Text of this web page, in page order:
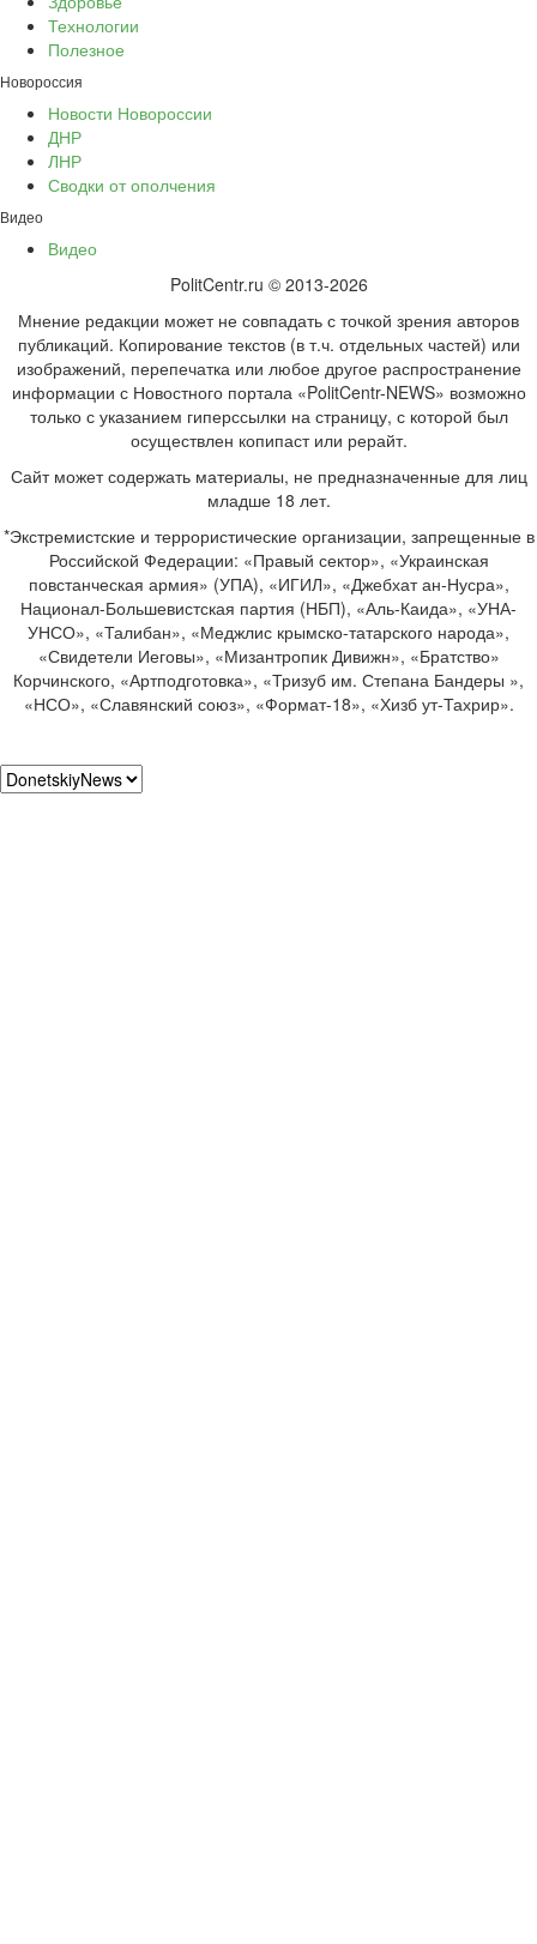
Технологии
Полезное
Новороссия
Новости Новороссии
ДНР
ЛНР
Сводки от ополчения
Видео
Видео
PolitCentr.ru © 2013-2026
Мнение редакции может не совпадать с точкой зрения авторов
публикаций. Копирование текстов (в т.ч. отдельных частей) или
изображений, перепечатка или любое другое распространение
информации с Новостного портала «PolitCentr-NEWS» возможно
только с указанием гиперссылки на страницу, с которой был
осуществлен копипаст или рерайт.
Сайт может содержать материалы, не предназначенные для лиц
младше 18 лет.
*Экстремистские и террористические организации, запрещенные в
Российской Федерации: «Правый сектор», «Украинская
повстанческая армия» (УПА), «ИГИЛ», «Джебхат ан-Нусра»,
Национал-Большевистская партия (НБП), «Аль-Каида», «УНА-
УНСО», «Талибан», «Меджлис крымско-татарского народа»,
«Свидетели Иеговы», «Мизантропик Дивижн», «Братство»
Корчинского, «Артподготовка», «Тризуб им. Степана Бандеры »,
«НСО», «Славянский союз», «Формат-18», «Хизб ут-Тахрир».